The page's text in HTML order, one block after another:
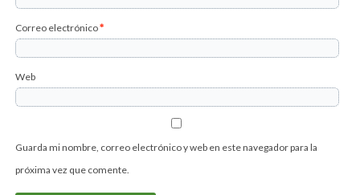
Correo electrónico*
Web
Guarda mi nombre, correo electrónico y web en este navegador para la
próxima vez que comente.